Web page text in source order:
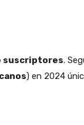
suscriptores.
) en 2024